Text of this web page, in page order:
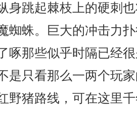
身跳起棘枝上的硬刺
蜘蛛。巨大的冲击力
啄那些似乎时隔已经
是只看那么一两个玩
猪路线，可在这里千